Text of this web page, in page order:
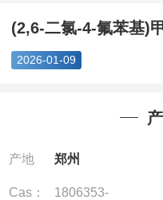
苯基)甲醇CAS号...
(2,6-二氯-4-氟苯基)
2026-01-09
产地 郑州
Cas：
1806353-